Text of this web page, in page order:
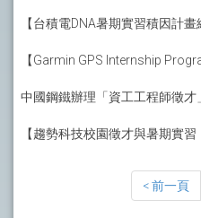
【Garmin GPS Internship
中國鋼鐵辦理「資工工程師徵才」
< 前一頁